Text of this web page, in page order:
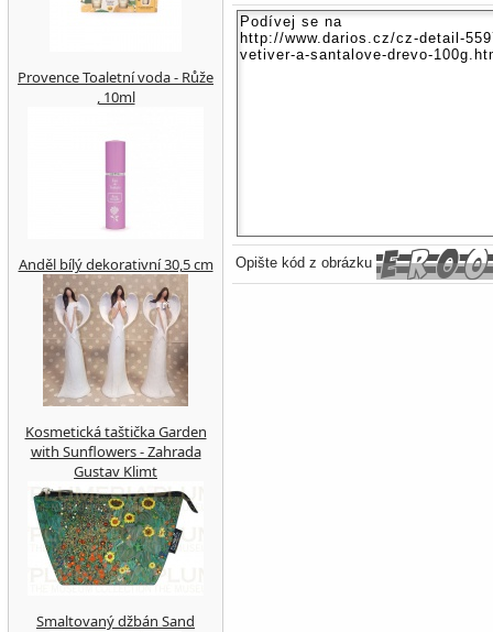
Opište kód z obrázku
Provence Toaletní voda - Růže
, 10ml
Anděl bílý dekorativní 30,5 cm
Kosmetická taštička Garden
with Sunflowers - Zahrada
Gustav Klimt
Smaltovaný džbán Sand